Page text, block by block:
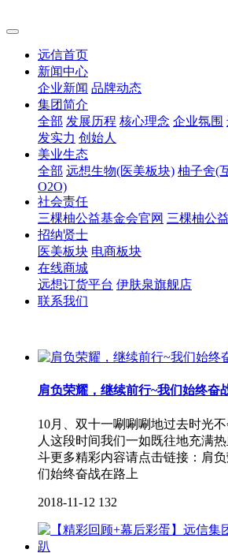
远信首页
新闻中心
企业新闻 品牌动态
集团简介
全部 发展历程 核心理念 企业氛围
发实力 创始人
美业生态
全部 远想生物(医美板块) 柚子舍(
O2O)
社会责任
三棵柚公益基金会官网 三棵柚公
招纳贤士
医美板块 电商板块
在线商城
远想订货平台 伊肤泉旗舰店
联系我们
肩负荣耀，继续前行~我们始终奋
10月、双十一唰唰唰地过去时光
人这段时间我们一如既往地充满
斗更多精彩内容请点击链接：肩
们始终奋战在路上
2018-11-12 132